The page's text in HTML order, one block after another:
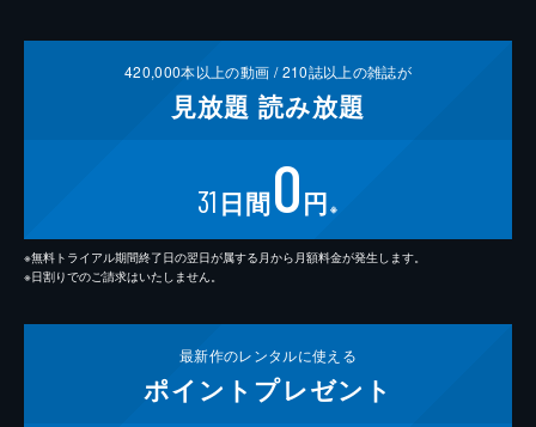
420,000本以上の動画 /210誌以上の雑誌が
見放題 読み放題
31 日間0円 ※
※無料トライアル期間終了日の翌日が属する月から月額料金が発生します。
※日割りでのご請求はいたしません。
最新作のレンタルに使える
ポイント プレゼント